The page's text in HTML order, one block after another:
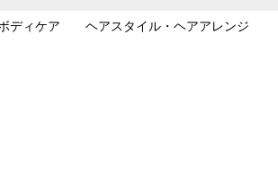
ディケア ヘアスタイル・ヘアアレンジ